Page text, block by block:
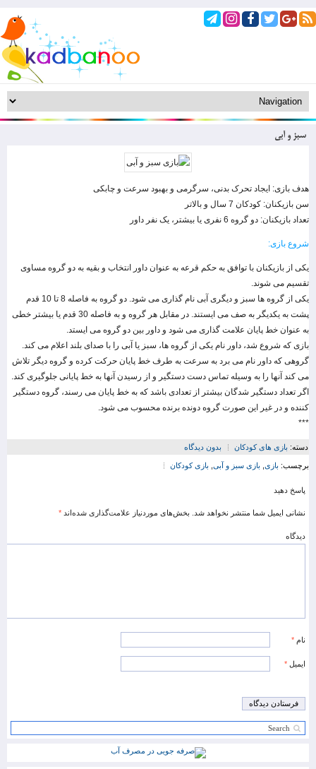
سبز و آبی
هدف بازی: ایجاد تحرک بدنی، سرگرمی و بهبود سرعت و چابکی
سن بازیکنان: کودکان 7 سال و بالاتر
تعداد بازیکنان: دو گروه 6 نفری یا بیشتر، یک نفر داور
شروع بازی:
یکی از بازیکنان با توافق به حکم قرعه به عنوان داور انتخاب و بقیه به دو گروه مساوی
تقسیم می شوند.
یکی از گروه ها سبز و دیگری آبی نام گذاری می شود. دو گروه به فاصله 8 تا 10 قدم
پشت به یکدیگر به صف می ایستند. در مقابل هر گروه و به فاصله 30 قدم یا بیشتر خطی
به عنوان خط پایان علامت گذاری می شود و داور بین دو گروه می ایستد.
بازی که شروع شد، داور نام یکی از گروه ها، سبز یا آبی را با صدای بلند اعلام می کند.
گروهی که داور نام می برد به سرعت به طرف خط پایان حرکت کرده و گروه دیگر تلاش
می کند آنها را به وسیله تماس دست دستگیر و از رسیدن آنها به خط پایانی جلوگیری کند.
اگر تعداد دستگیر شدگان بیشتر از تعدادی باشد که به خط پایان می رسند، گروه دستگیر
کننده و در غیر این صورت گروه دونده برنده محسوب می شود.
***
دسته: بازی های کودکان بدون دیدگاه
برچسب: بازی بازی سبز و آبی بازی کودکان
پاسخ دهید
نشانی ایمیل شما منتشر نخواهد شد. بخش‌های موردنیاز علامت‌گذاری شده‌اند *
دیدگاه
نام *
ایمیل *